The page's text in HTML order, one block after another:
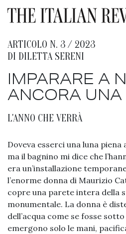
ARTICOLO N. 3 / 2023
DI DILETTA SERENI
IMPARARE A
ANCORA UNA
L'ANNO CHE VERRÀ
Doveva esserci una luna piena
ma il bagnino mi dice che
era un’installazione
l’enorme donna di Maurizio
copre una parete intera della
monumentale. La donna è
dell’acqua come se fosse
emergono solo le mani,